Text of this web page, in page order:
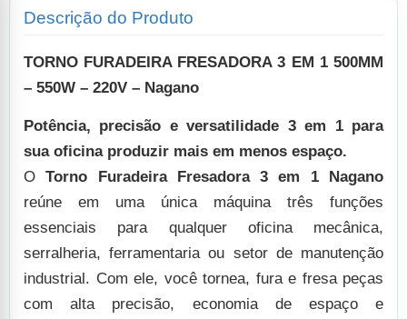
Descrição do Produto
TORNO FURADEIRA FRESADORA 3 EM 1 500MM
– 550W – 220V – Nagano
Potência, precisão e versatilidade 3 em 1 para
sua oficina produzir mais em menos espaço.
OTorno Furadeira Fresadora 3 em 1 Nagano
reúne em uma única máquina três funções
essenciais para qualquer oficina mecânica,
serralheria, ferramentaria ou setor de manutenção
industrial. Com ele, você tornea, fura e fresa peças
com alta precisão, economia de espaço e